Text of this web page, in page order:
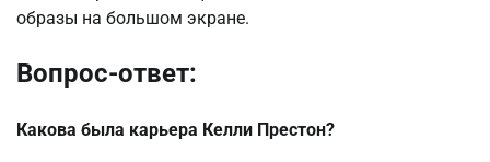
образы на большом экране.
Вопрос-ответ:
Какова была карьера Келли Престон?